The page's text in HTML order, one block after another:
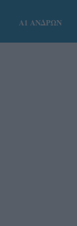
Α1 ΑΝΔΡΩΝ